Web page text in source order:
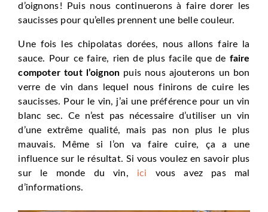
d’oignons ! Puis nous continuerons à faire dorer les
saucisses pour qu’elles prennent une belle couleur.
Une fois les chipolatas dorées, nous allons faire la
sauce. Pour ce faire, rien de plus facile que de faire
compoter tout l’oignon puis nous ajouterons un bon
verre de vin dans lequel nous finirons de cuire les
saucisses. Pour le vin, j’ai une préférence pour un vin
blanc sec. Ce n’est pas nécessaire d’utiliser un vin
d’une extrême qualité, mais pas non plus le plus
mauvais. Même si l’on va faire cuire, ça a une
influence sur le résultat. Si vous voulez en savoir plus
sur le monde du vin, ici vous avez pas mal
d’informations.